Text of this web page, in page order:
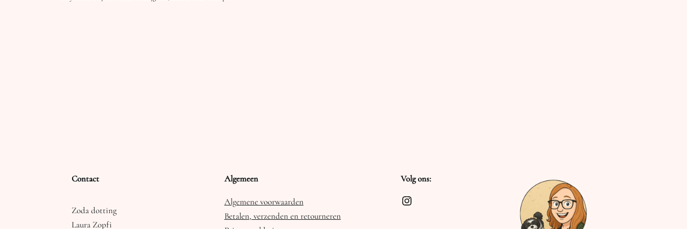
Contact
Zoda dotting
Laura Zopfi
Algemeen
Algemene voorwaarden
Betalen, verzenden en retourneren
Volg ons:
Instagram